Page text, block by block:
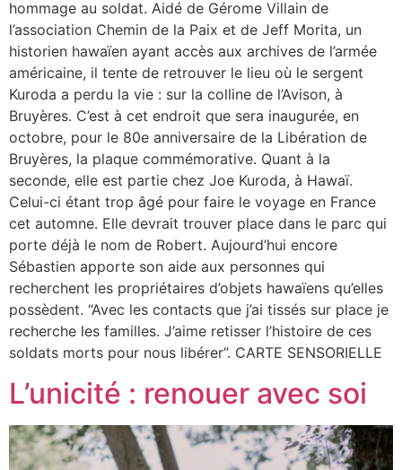
hommage au soldat. Aidé de Gérome Villain de
l’association Chemin de la Paix et de Jeff Morita, un
historien hawaïen ayant accès aux archives de l’armée
américaine, il tente de retrouver le lieu où le sergent
Kuroda a perdu la vie : sur la colline de l’Avison, à
Bruyères. C’est à cet endroit que sera inaugurée, en
octobre, pour le 80e anniversaire de la Libération de
Bruyères, la plaque commémorative. Quant à la
seconde, elle est partie chez Joe Kuroda, à Hawaï.
Celui-ci étant trop âgé pour faire le voyage en France
cet automne. Elle devrait trouver place dans le parc qui
porte déjà le nom de Robert. Aujourd’hui encore
Sébastien apporte son aide aux personnes qui
recherchent les propriétaires d’objets hawaïens qu’elles
possèdent. “Avec les contacts que j’ai tissés sur place je
recherche les familles. J’aime retisser l’histoire de ces
soldats morts pour nous libérer”. CARTE SENSORIELLE
L’unicité : renouer avec soi